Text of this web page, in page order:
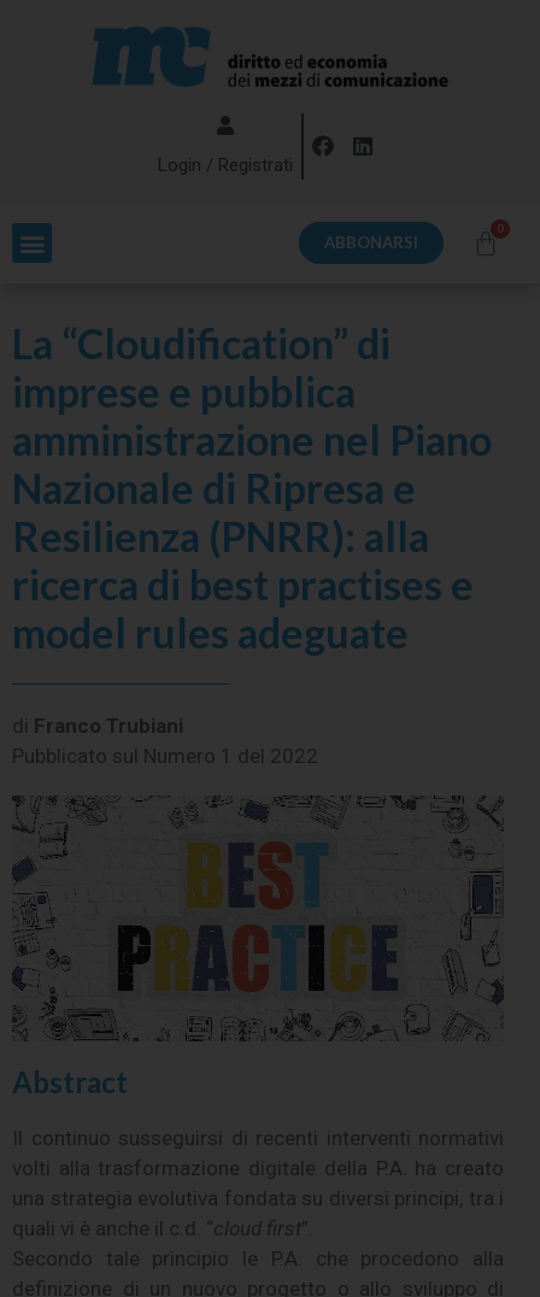
Login / Registrati
ABBONARSI
La “Cloudification” di
imprese e pubblica
amministrazione nel Piano
Nazionale di Ripresa e
Resilienza (PNRR): alla
ricerca di best practises e
model rules adeguate
di Franco Trubiani
Pubblicato sul Numero 1 del 2022
Abstract
Il continuo susseguirsi di recenti interventi normativi
volti alla trasformazione digitale della P.A. ha creato
una strategia evolutiva fondata su diversi principi, tra i
quali vi è anche il c.d. “cloud first”.
Secondo tale principio le P.A. che procedono alla
definizione di un nuovo progetto o allo sviluppo di